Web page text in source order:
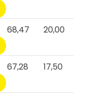
68,47
20,00
67,28
17,50